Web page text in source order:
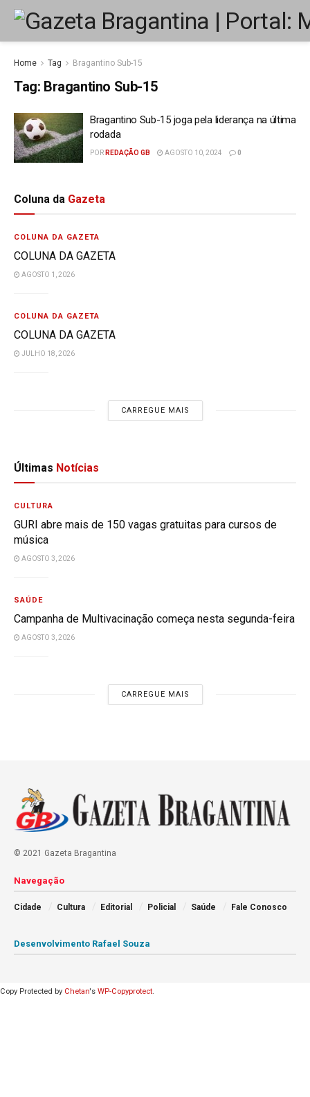
Home Tag Bragantino Sub-15
Tag: Bragantino Sub-15
Bragantino Sub-15 joga pela liderança na última
rodada
POR REDAÇÃO GB AGOSTO 10, 2024 0
Coluna da Gazeta
COLUNA DA GAZETA
COLUNA DA GAZETA
AGOSTO 1, 2026
COLUNA DA GAZETA
COLUNA DA GAZETA
JULHO 18, 2026
CARREGUE MAIS
Últimas Notícias
CULTURA
GURI abre mais de 150 vagas gratuitas para cursos de
música
AGOSTO 3, 2026
SAÚDE
Campanha de Multivacinação começa nesta segunda-feira
AGOSTO 3, 2026
CARREGUE MAIS
© 2021 Gazeta Bragantina
Navegação
Cidade Cultura Editorial Policial Saúde Fale Conosco
Desenvolvimento Rafael Souza
Copy Protected by Chetan's WP-Copyprotect.